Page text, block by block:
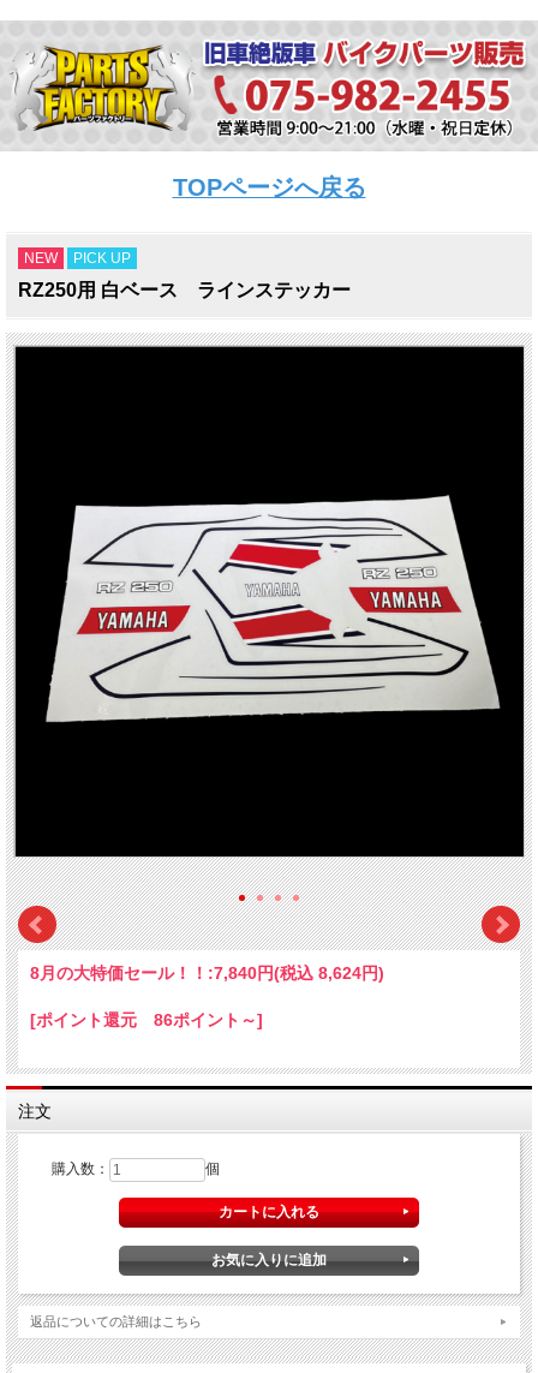
TOPページへ戻る
NEW PICK UP
RZ250用 白ベース ラインステッカー
8月の大特価セール！！:7,840円(税込 8,624円)
[ポイント還元 86ポイント～]
注文
購入数： 個
返品についての詳細はこちら